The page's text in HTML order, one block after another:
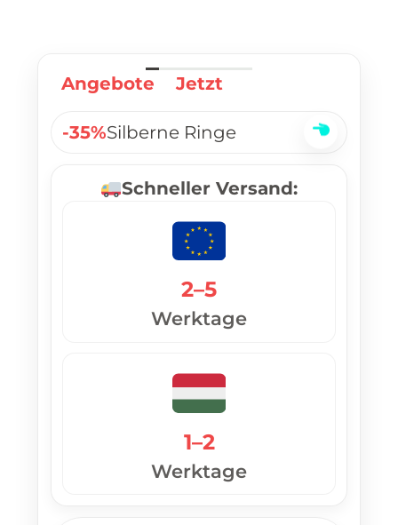
Angebote Jetzt
-35%Silberne Ringe
Schneller Versand:
1–2
Werktage
2–5
Werktage